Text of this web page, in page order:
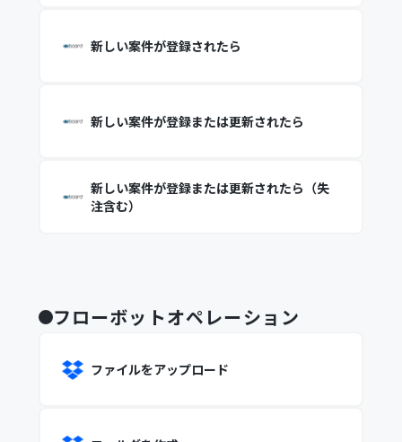
新しい案件が登録されたら
新しい案件が登録または更新されたら
新しい案件が登録または更新されたら（失
注含む）
フローボットオペレーション
ファイルをアップロード